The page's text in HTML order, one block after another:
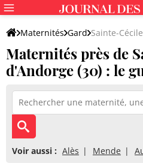
Maternités Gard Sainte-
Maternités près de
d'Andorge (30) : le
Voir aussi : Alès Mende